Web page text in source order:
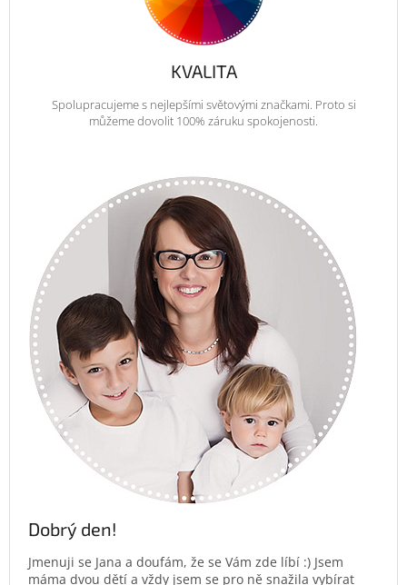
KVALITA
Spolupracujeme s nejlepšími světovými značkami. Proto si
můžeme dovolit 100% záruku spokojenosti.
Dobrý den!
Jmenuji se Jana a doufám, že se Vám zde líbí :) Jsem
máma dvou dětí a vždy jsem se pro ně snažila vybírat